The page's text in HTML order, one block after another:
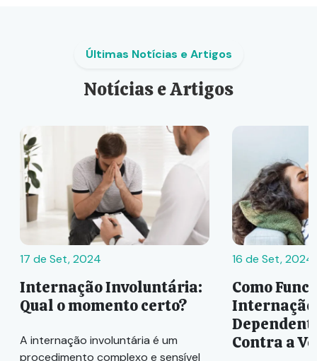
Últimas Notícias e Artigos
Notícias e Artigos
17 de Set, 2024
Internação Involuntária:
Qual o momento certo?
A internação involuntária é um
procedimento complexo e sensível
16 de Set, 2024
Como
Internação
Contra a